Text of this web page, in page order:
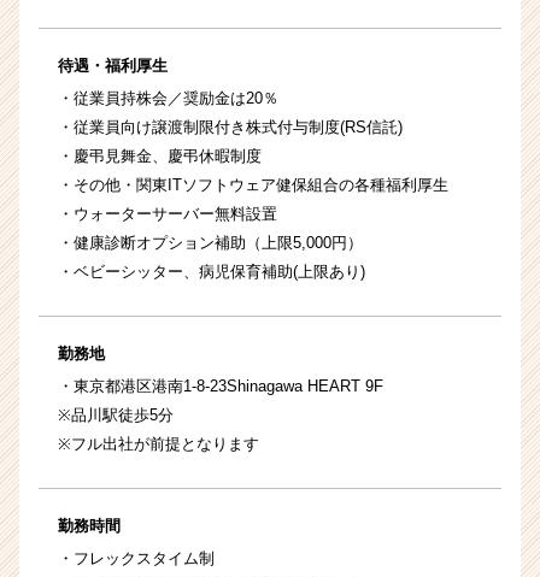
待遇・福利厚生
・従業員持株会／奨励金は20％
・従業員向け譲渡制限付き株式付与制度(RS信託)
・慶弔見舞金、慶弔休暇制度
・その他・関東ITソフトウェア健保組合の各種福利厚生
・ウォーターサーバー無料設置
・健康診断オプション補助（上限5,000円）
・ベビーシッター、病児保育補助(上限あり)
勤務地
・東京都港区港南1-8-23Shinagawa HEART 9F
※品川駅徒歩5分
※フル出社が前提となります
勤務時間
・フレックスタイム制